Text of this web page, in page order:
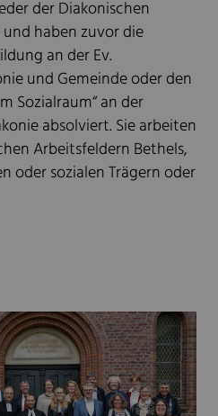
der Diakonischen
haben zuvor die
an der Ev.
und Gemeinde oder den
Sozialraum“ an der
absolviert. Sie arbeiten
Arbeitsfeldern Bethels,
oder sozialen Trägern oder